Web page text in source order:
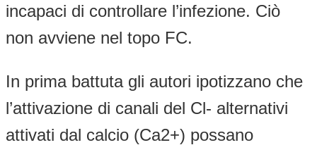
incapaci di controllare l’infezione. Ciò
non avviene nel topo FC.
In prima battuta gli autori ipotizzano che
l’attivazione di canali del Cl- alternativi
attivati dal calcio (Ca2+) possano